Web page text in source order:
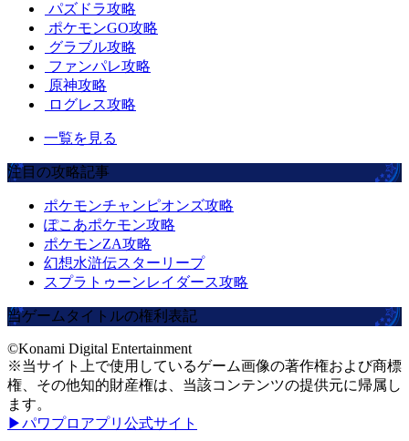
パズドラ攻略
ポケモンGO攻略
グラブル攻略
ファンパレ攻略
原神攻略
ログレス攻略
一覧を見る
注目の攻略記事
ポケモンチャンピオンズ攻略
ぽこあポケモン攻略
ポケモンZA攻略
幻想水滸伝スターリープ
スプラトゥーンレイダース攻略
当ゲームタイトルの権利表記
©Konami Digital Entertainment
※当サイト上で使用しているゲーム画像の著作権および商標
権、その他知的財産権は、当該コンテンツの提供元に帰属し
ます。
▶パワプロアプリ公式サイト